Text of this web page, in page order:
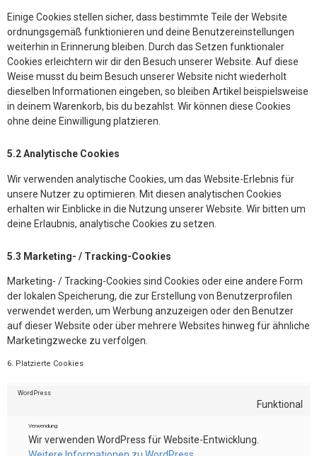
Einige Cookies stellen sicher, dass bestimmte Teile der Website
ordnungsgemäß funktionieren und deine Benutzereinstellungen
weiterhin in Erinnerung bleiben. Durch das Setzen funktionaler
Cookies erleichtern wir dir den Besuch unserer Website. Auf diese
Weise musst du beim Besuch unserer Website nicht wiederholt
dieselben Informationen eingeben, so bleiben Artikel beispielsweise
in deinem Warenkorb, bis du bezahlst. Wir können diese Cookies
ohne deine Einwilligung platzieren.
5.2 Analytische Cookies
Wir verwenden analytische Cookies, um das Website-Erlebnis für
unsere Nutzer zu optimieren. Mit diesen analytischen Cookies
erhalten wir Einblicke in die Nutzung unserer Website. Wir bitten um
deine Erlaubnis, analytische Cookies zu setzen.
5.3 Marketing- / Tracking-Cookies
Marketing- / Tracking-Cookies sind Cookies oder eine andere Form
der lokalen Speicherung, die zur Erstellung von Benutzerprofilen
verwendet werden, um Werbung anzuzeigen oder den Benutzer
auf dieser Website oder über mehrere Websites hinweg für ähnliche
Marketingzwecke zu verfolgen.
6. Platzierte Cookies
WordPress
Funktional
Verwendung
Wir verwenden WordPress für Website-Entwicklung.